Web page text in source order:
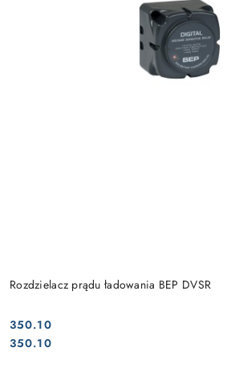
Rozdzielacz prądu ładowania BEP DVSR
Cena:
350.10
Cena:
350.10